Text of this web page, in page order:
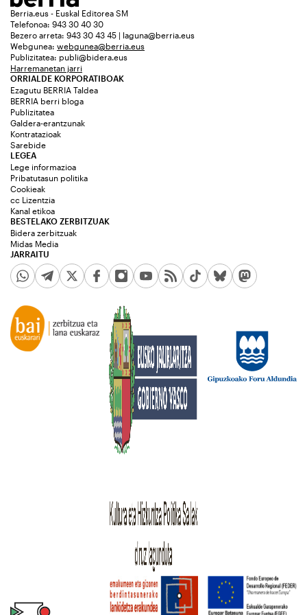
Berria.eus - Euskal Editorea SM
Telefonoa: 943 30 40 30
Bezero arreta: 943 30 43 45 | laguna@berria.eus
Webgunea: webgunea@berria.eus
Publizitatea: publi@bidera.eus
Harremanetan jarri
ORRIALDE KORPORATIBOAK
Ezagutu BERRIA Taldea
BERRIA berri bloga
Publizitatea
Galdera-erantzunak
Kontratazioak
Sarebide
JARRAITU
LEGEA
Lege informazioa
Pribatutasun politika
Cookieak
cc Lizentzia
Kanal etikoa
BESTELAKO ZERBITZUAK
Bidera zerbitzuak
Midas Media